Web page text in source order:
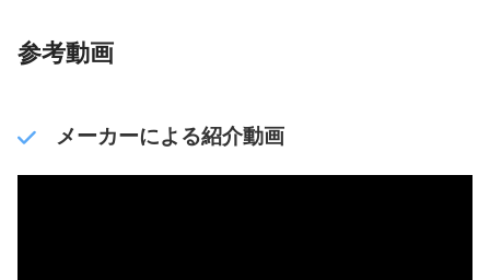
参考動画
メーカーによる紹介動画